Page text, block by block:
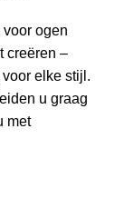
ogen
creëren –
elke stijl.
u graag
met